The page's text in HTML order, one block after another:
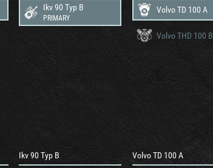
Ikv 90 Typ B
PRIMARY
Volvo TD 100 A
Volvo THD 100 B
Ikv 90 Typ B Volvo TD 100 A